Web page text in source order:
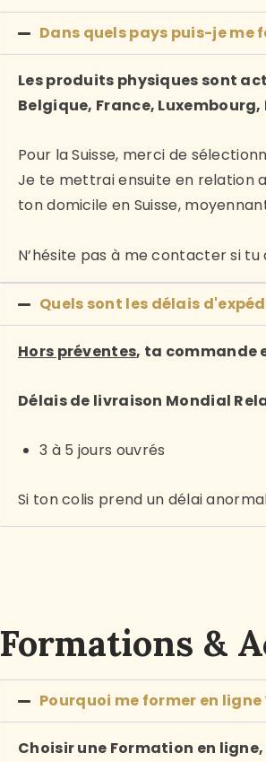
Dans quels pays puis-je
Les produits physiques sont
Belgique, France,
Pour la Suisse, merci de
Je te mettrai ensuite en relation
ton domicile en Suisse,
N’hésite pas à me contacter si tu
Quels sont les délais
Hors préventes, ta commande
Délais de livraison Mondial
3 à 5 jours ouvrés
Si ton colis prend un délai
Formations &
Pourquoi me former en ligne
Choisir une Formation en